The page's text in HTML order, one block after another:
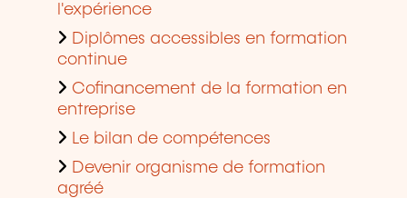
l'expérience
Diplômes accessibles en formation
continue
Cofinancement de la formation en
entreprise
Le bilan de compétences
Devenir organisme de formation
agréé